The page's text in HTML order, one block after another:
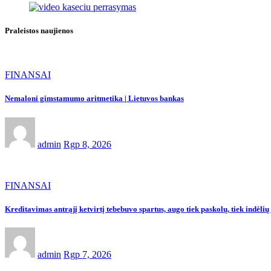
Praleistos naujienos
FINANSAI
Nemaloni gimstamumo aritmetika | Lietuvos bankas
admin Rgp 8, 2026
FINANSAI
Kreditavimas antrąjį ketvirtį tebebuvo spartus, augo tiek paskolų, tiek
admin Rgp 7, 2026